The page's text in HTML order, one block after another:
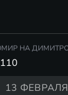
НА
13